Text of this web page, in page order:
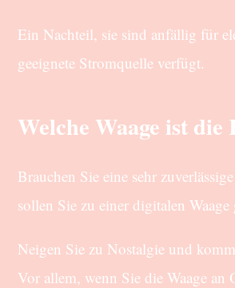
Ein Nachteil, sie sind anfällig für
geeignete Stromquelle verfügt.
Welche Waage ist die
Brauchen Sie eine sehr
sollen Sie zu einer digitalen
Neigen Sie zu Nostalgie und
Vor allem, wenn Sie die Waage